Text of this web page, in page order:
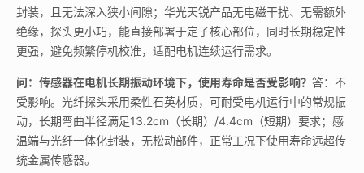
封装，且无法深入狭小间隙；华光天锐产品无电磁干扰、无需额外
绝缘，探头更小巧，能直接部署于定子核心部位，同时长期稳定性
更强，避免频繁停机校准，适配电机连续运行需求。
问：传感器在电机长期振动环境下，使用寿命是否受影响？ 答：不
受影响。光纤探头采用柔性石英材质，可耐受电机运行中的常规振
动，长期弯曲半径满足13.2cm（长期）/4.4cm（短期）要求；感
温端与光纤一体化封装，无松动部件，正常工况下使用寿命远超传
统金属传感器。